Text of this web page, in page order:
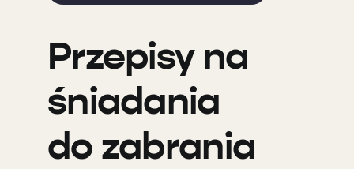
Przepisy na
śniadania
do zabrania